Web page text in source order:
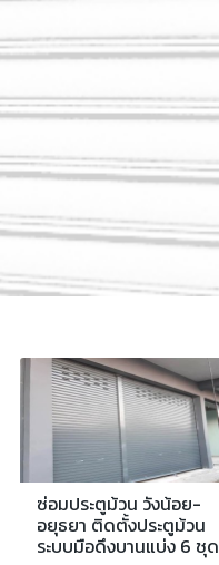
ซ่อมประตูม้วน วังน้อย-
อยุธยา ติดตั้งประตูม้วน
ระบบมือดึงบานแบ่ง 6 ชุด